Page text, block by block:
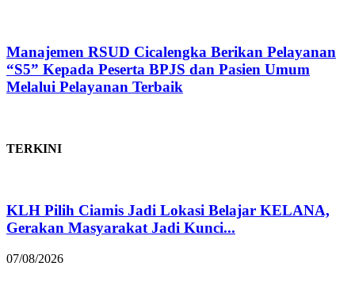
Manajemen RSUD Cicalengka Berikan Pelayanan
“S5” Kepada Peserta BPJS dan Pasien Umum
Melalui Pelayanan Terbaik
TERKINI
KLH Pilih Ciamis Jadi Lokasi Belajar KELANA,
Gerakan Masyarakat Jadi Kunci...
07/08/2026